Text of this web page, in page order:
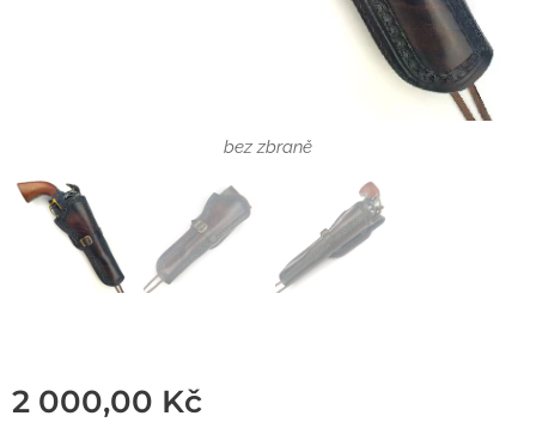
bez zbraně
bez zbraně
2 000,00 Kč